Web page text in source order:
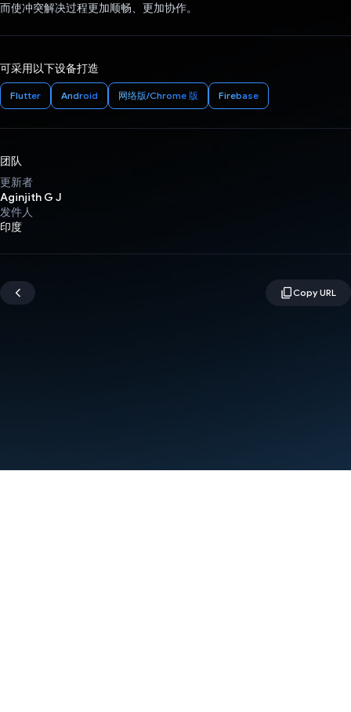
而使冲突解决过程更加顺畅、更加协作。
可采用以下设备打造
Flutter Android 网络版/Chrome 版 Firebase
团队
更新者
Aginjith G J
发件人
印度